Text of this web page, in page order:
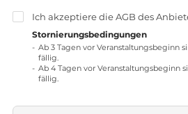
Ich akzeptiere dieAGB des
Stornierungsbedingungen
Ab 3 Tagen vor Veranstaltungsbeginn
fällig.
Ab 4 Tagen vor Veranstaltungsbeginn
fällig.